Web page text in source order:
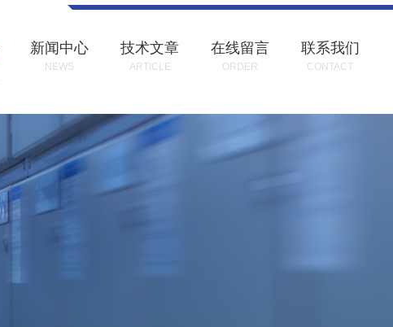
新闻中心
NEWS
技术文章
ARTICLE
在线留言
ORDER
联系我们
CONTACT